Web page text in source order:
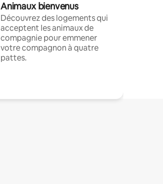
Animaux bienvenus
Découvrez des logements qui
acceptent les animaux de
compagnie pour emmener
votre compagnon à quatre
pattes.